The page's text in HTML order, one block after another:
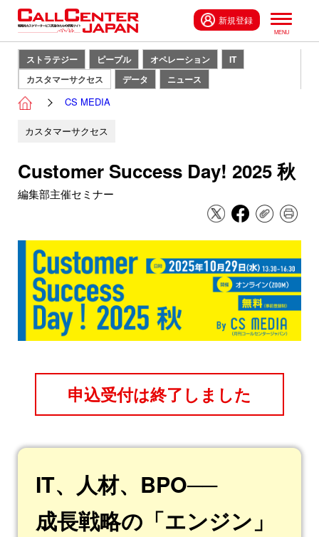
新規登録
ストラテジー ピープル オペレーション
IT
カスタマーサクセス
データ ニュース
CS MEDIA
カスタマーサクセス
Customer Success Day! 2025 秋
編集部主催セミナー
申込受付は終了しました
IT、人材、BPO──
成長戦略の「エンジン」